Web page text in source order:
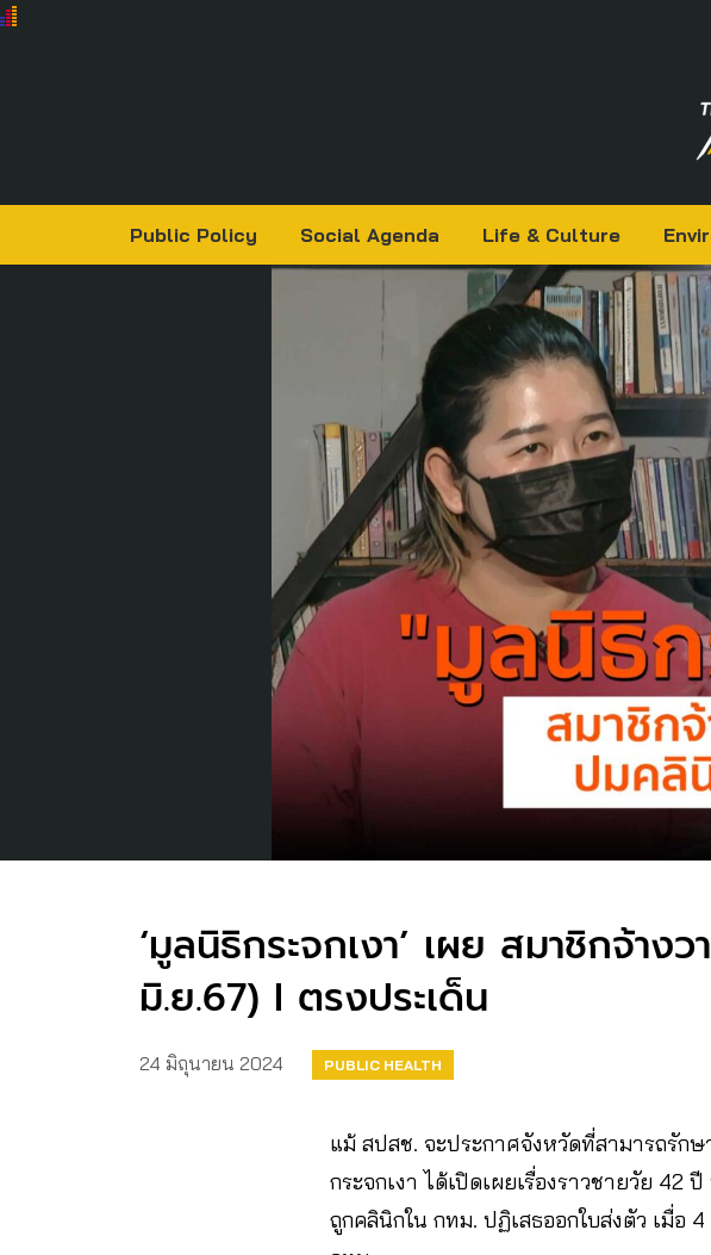
Public Policy Social Agenda Life & Culture
‘มูลนิธิกระจกเงา’ เผย สมาชิกจ้า
มิ.ย.67) I ตรงประเด็น
24 มิถุนายน 2024 PUBLIC HEALTH
แม้ สปสช. จะประกาศจังหวัดที่สามารถรัก
กระจกเงา ได้เปิดเผยเรื่องราวชายวัย 42
ถูกคลินิกใน กทม. ปฏิเสธออกใบส่งตัว เมื่อ